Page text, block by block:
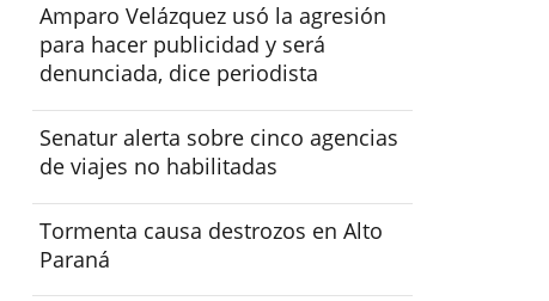
Amparo Velázquez usó la agresión
para hacer publicidad y será
denunciada, dice periodista
Senatur alerta sobre cinco agencias
de viajes no habilitadas
Tormenta causa destrozos en Alto
Paraná